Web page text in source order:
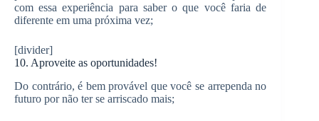
com essa experiência para saber o que você faria de
diferente em uma próxima vez;
[divider]
10. Aproveite as oportunidades!
Do contrário, é bem provável que você se arrependa no
futuro por não ter se arriscado mais;